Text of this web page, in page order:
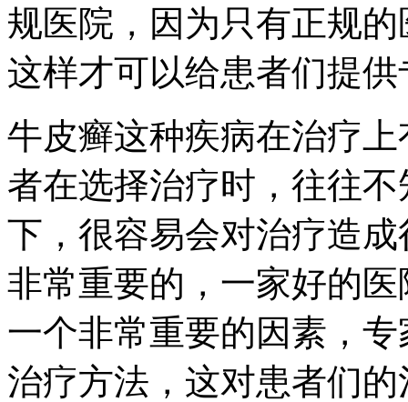
规医院，因为只有正规
这样才可以给患者们提
牛皮癣这种疾病在治疗
者在选择治疗时，往往
下，很容易会对治疗造
非常重要的，一家好的
一个非常重要的因素，
治疗方法，这对患者们